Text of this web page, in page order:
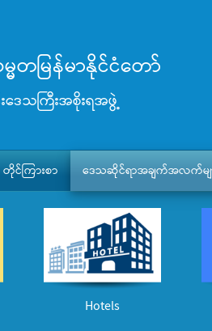
တမြန်မာနိုင်ငံတော်
ေသကြီးအစိုးရအဖွဲ့
တိုင်ကြားစာ ဒေသဆိုင်ရာအချက်အလက်မျ
Hotels